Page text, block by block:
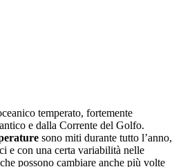
temperato, fortemente
e dalla Corrente del Golfo.
sono miti durante tutto l’anno,
e con una certa variabilità nelle
possono cambiare anche più volte